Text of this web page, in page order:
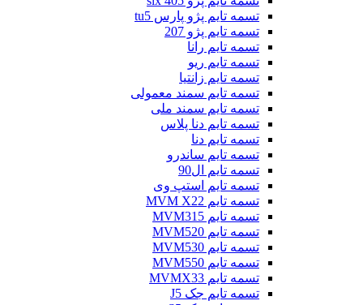
تسمه تایم پژو پارس tu5
تسمه تایم پژو 207
تسمه تایم رانا
تسمه تایم ریو
تسمه تایم زانتیا
تسمه تایم سمند معمولی
تسمه تایم سمند ملی
تسمه تایم دنا پلاس
تسمه تایم دنا
تسمه تایم ساندرو
تسمه تایم ال90
تسمه تایم استپ وی
تسمه تایم MVM X22
تسمه تایم MVM315
تسمه تایم MVM520
تسمه تایم MVM530
تسمه تایم MVM550
تسمه تایم MVMX33
تسمه تایم جک J5